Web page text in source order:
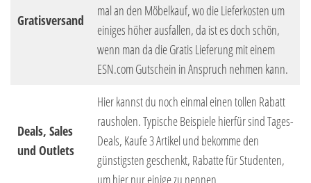
Gratisversand
mal an den Möbelkauf, wo die Lieferkosten um
einiges höher ausfallen, da ist es doch schön,
wenn man da die Gratis Lieferung mit einem
ESN.com Gutschein in Anspruch nehmen kann.
Deals, Sales
und Outlets
Hier kannst du noch einmal einen tollen Rabatt
rausholen. Typische Beispiele hierfür sind Tages-
Deals, Kaufe 3 Artikel und bekomme den
günstigsten geschenkt, Rabatte für Studenten,
um hier nur einige zu nennen.